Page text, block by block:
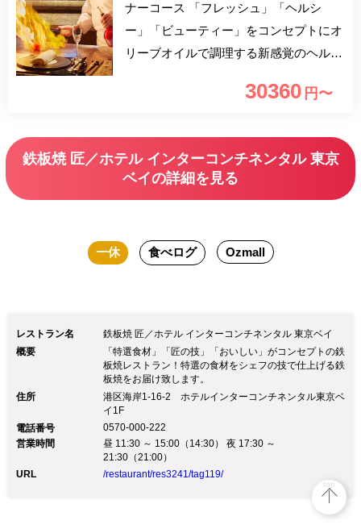
ナーコース 「フレッシュ」「ヘルシ
ー」「ビューティー」をコンセプトにオ
リーブオイルで調理する新感覚のヘルシ
から始まり、活 鮑のグリル、黒毛和牛
は隣接するラウンジでデザートタイム。
ゴージャスなソファー席にて優雅なクリ
30360 円〜
鉄板焼 匠／ホテル インターコンチネンタル 東京
ベイの詳細を見る
一休 食べログ Ozmall
レストラン名
鉄板焼 匠／ホテル インターコンチネンタル 東京ベイ
概要
「特選食材」「匠の技」「おいしい」がコンセプトの鉄
板焼レストラン！特選の食材をシェフの技で仕上げる鉄
板焼をお届け致します。
住所
港区海岸1-16-2 ホテルインターコンチネンタル東京ベ
イ1F
電話番号
0570-000-222
営業時間
昼 11:30 ～ 15:00（14:30） 夜 17:30 ～
21:30（21:00）
URL
/restaurant/res3241/tag119/
top